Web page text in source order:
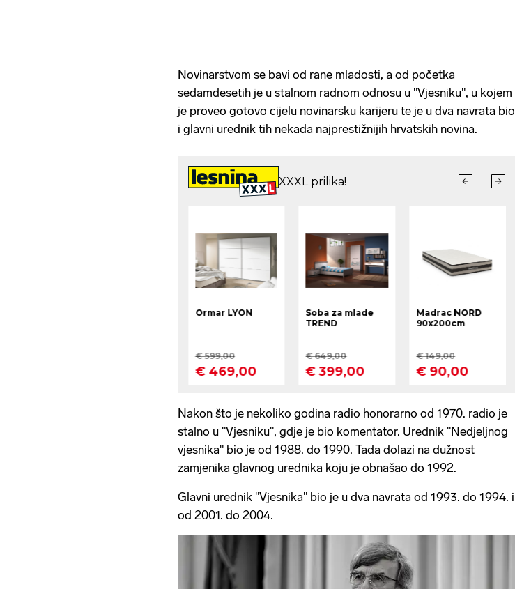
Novinarstvom se bavi od rane mladosti, a od početka
sedamdesetih je u stalnom radnom odnosu u "Vjesniku", u kojem
je proveo gotovo cijelu novinarsku karijeru te je u dva navrata bio
i glavni urednik tih nekada najprestižnijih hrvatskih novina.
Nakon što je nekoliko godina radio honorarno od 1970. radio je
stalno u "Vjesniku", gdje je bio komentator. Urednik "Nedjeljnog
vjesnika" bio je od 1988. do 1990. Tada dolazi na dužnost
zamjenika glavnog urednika koju je obnašao do 1992.
Glavni urednik "Vjesnika" bio je u dva navrata od 1993. do 1994. i
od 2001. do 2004.